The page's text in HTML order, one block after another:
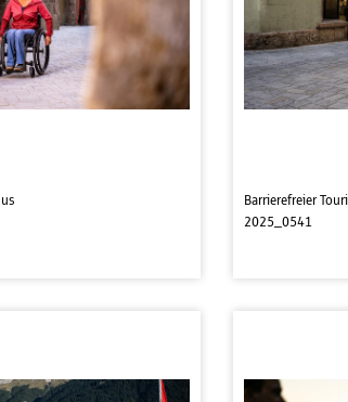
Barrierefreier
2025_0541